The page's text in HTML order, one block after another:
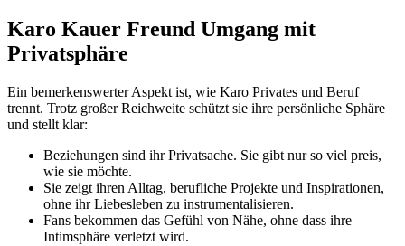
Karo Kauer Freund Umgang mit
Privatsphäre
Ein bemerkenswerter Aspekt ist, wie Karo Privates und Beruf
trennt. Trotz großer Reichweite schützt sie ihre persönliche Sphäre
und stellt klar:
Beziehungen sind ihr Privatsache. Sie gibt nur so viel preis,
wie sie möchte.
Sie zeigt ihren Alltag, berufliche Projekte und Inspirationen,
ohne ihr Liebesleben zu instrumentalisieren.
Fans bekommen das Gefühl von Nähe, ohne dass ihre
Intimsphäre verletzt wird.